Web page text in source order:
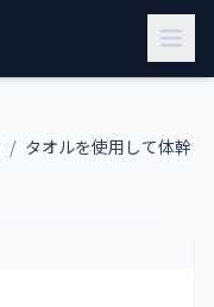
/ タオルを使用して体幹